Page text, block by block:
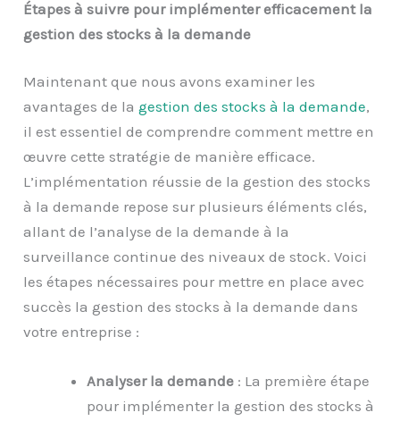
Étapes à suivre pour implémenter efficacement la
gestion des stocks à la demande
Maintenant que nous avons examiner les
avantages de lagestion des stocks à la demande,
il est essentiel de comprendre comment mettre en
œuvre cette stratégie de manière efficace.
L’implémentation réussie de la gestion des stocks
à la demande repose sur plusieurs éléments clés,
allant de l’analyse de la demande à la
surveillance continue des niveaux de stock. Voici
les étapes nécessaires pour mettre en place avec
succès la gestion des stocks à la demande dans
votre entreprise :
Analyser la demande : La première étape
pour implémenter la gestion des stocks à